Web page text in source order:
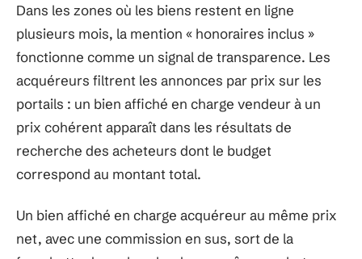
Dans les zones où les biens restent en ligne
plusieurs mois, la mention « honoraires inclus »
fonctionne comme un signal de transparence. Les
acquéreurs filtrent les annonces par prix sur les
portails : un bien affiché en charge vendeur à un
prix cohérent apparaît dans les résultats de
recherche des acheteurs dont le budget
correspond au montant total.
Un bien affiché en charge acquéreur au même prix
net, avec une commission en sus, sort de la